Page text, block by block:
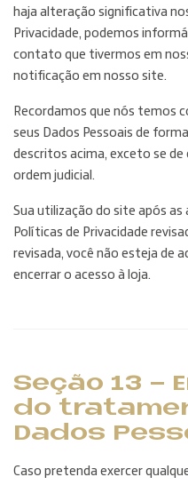
haja alteração significativa
Privacidade, podemos
contato que tivermos em
notificação em nosso site.
Recordamos que nós temos
seus Dados Pessoais de
descritos acima, exceto se
ordem judicial.
Sua utilização do site após
Políticas de Privacidade
revisada, você não esteja de
encerrar o acesso à loja.
Seção 13 -
do
Dados
Caso pretenda exercer